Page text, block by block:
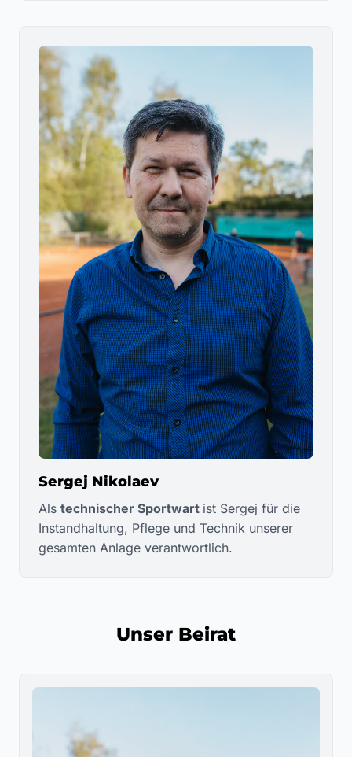
Sergej Nikolaev
Als technischer Sportwart ist Sergej für die
Instandhaltung, Pflege und Technik unserer
gesamten Anlage verantwortlich.
Unser Beirat